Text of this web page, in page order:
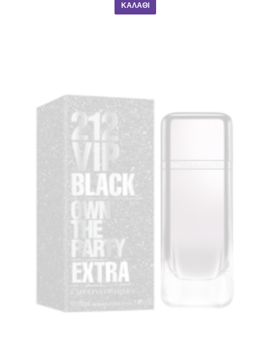
ΚΑΛΆΘΙ